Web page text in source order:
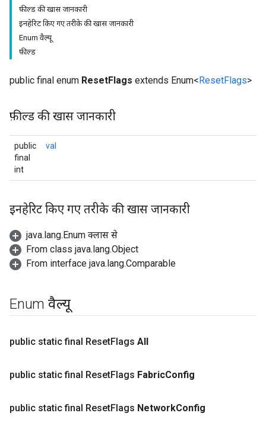
फ़ील्ड की खास जानकारी
इनहेरिट किए गए तरीके की खास जानकारी
Enum वैल्यू
फ़ील्ड
public final enum ResetFlags extends Enum<ResetFlags>
फ़ील्ड की खास जानकारी
public
final
int
val
इनहेरिट किए गए तरीके की खास जानकारी
java.lang.Enum क्लास से
From class java.lang.Object
From interface java.lang.Comparable
Enum वैल्यू
public static final ResetFlags All
public static final ResetFlags FabricConfig
public static final ResetFlags NetworkConfig